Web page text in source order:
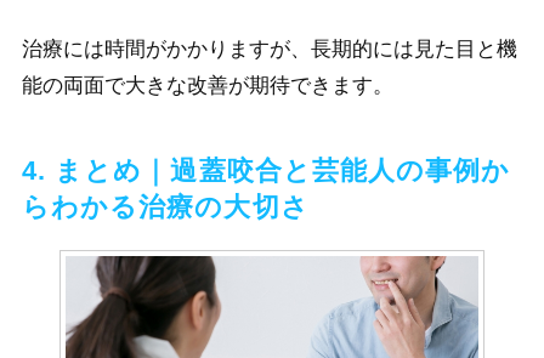
治療には時間がかかりますが、長期的には見た目と機
能の両面で大きな改善が期待できます。
4. まとめ｜過蓋咬合と芸能人の事例か
らわかる治療の大切さ